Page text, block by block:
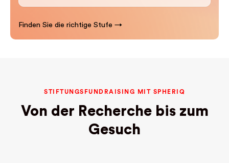
Finden Sie die richtige Stufe →
STIFTUNGSFUNDRAISING MIT SPHERIQ
Von der Recherche bis zum
Gesuch